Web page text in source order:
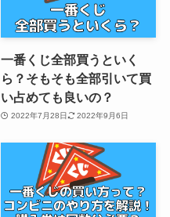
一番くじ全部買うといく
ら？そもそも全部引いて買
い占めても良いの？
2022年7月28日 2022年9月6日